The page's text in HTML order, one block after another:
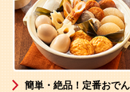
簡単・絶品！定番おでん